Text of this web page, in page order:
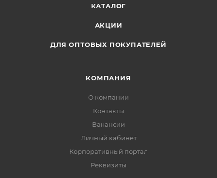
КАТАЛОГ
АКЦИИ
ДЛЯ ОПТОВЫХ ПОКУПАТЕЛЕЙ
КОМПАНИЯ
О компании
Контакты
Вакансии
Личный кабинет
Корпоративный портал
Реквизиты